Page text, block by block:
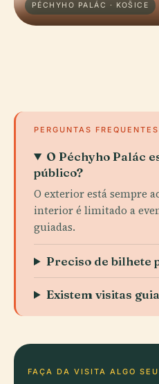
PÉCHYHO PALÁC · KOŠICE
PERGUNTAS FREQUENTES
O Péchyho Palác
público?
O exterior está sempre
interior é limitado a
guiadas.
Preciso de bilhete
Existem visitas
FAÇA DA VISITA ALGO SEU